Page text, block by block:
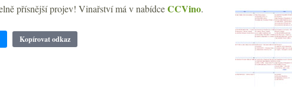
přísnější projev! Vinařství má v nabídceCCVino.
Kopírovat odkaz
listopadu
října(18)
►září(21)
srpna(16)
července(10)
►června (22)